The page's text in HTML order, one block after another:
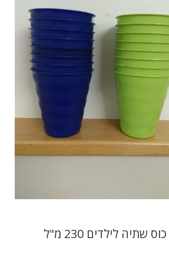
כוס שתיה לילדים 230 מ"ל